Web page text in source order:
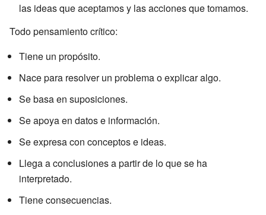
las ideas que aceptamos y las acciones que tomamos.
Todo pensamiento crítico:
Tiene un propósito.
Nace para resolver un problema o explicar algo.
Se basa en suposiciones.
Se apoya en datos e información.
Se expresa con conceptos e ideas.
Llega a conclusiones a partir de lo que se ha
interpretado.
Tiene consecuencias.